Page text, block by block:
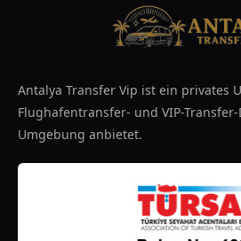
Antalya Transfer Vip ist ein privates
Flughafentransfer- und VIP-
Umgebung anbietet.